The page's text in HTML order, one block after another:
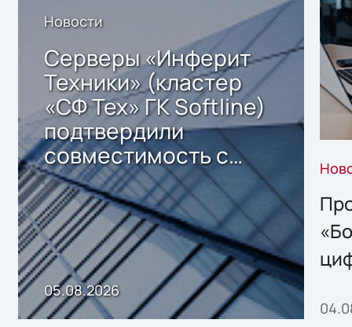
Новости
Серверы «Инферит
Техники» (кластер
«СФ Тех» ГК Softline)
подтвердили
совместимость с
решением Sharx
Storage 2.x для
хранения данных
05.08.2026